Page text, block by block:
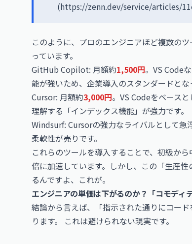
(https://zenn.dev/service/articles/
このように、プロのエンジニアほど複数の
っています。
GitHub Copilot: 月額約1,500円。 VS Code
能が強いため、企業導入のスタンダードとな
Cursor: 月額約3,000円。VS Codeをベース
理解する「インデックス機能」が強力です。
Windsurf: Cursorの強力なライバルとして急
柔軟性が売りです。
これらのツールを導入することで、初級か
倍に加速しています。しかし、この「生産
るんですよ、これが。
エンジニアの単価は下がるのか？「コモディ
結論から言えば、「指示された通りにコー
ります。 これは避けられない現実です。